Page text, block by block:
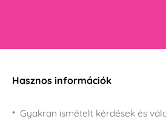
Hasznos információk
Gyakran ismételt kérdések és